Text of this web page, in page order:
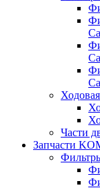
Части
Запчасти